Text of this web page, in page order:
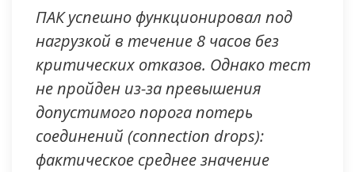
ПАК успешно функционировал под
нагрузкой в течение 8 часов без
критических отказов. Однако тест
не пройден из-за превышения
допустимого порога потерь
соединений (connection drops):
фактическое среднее значение